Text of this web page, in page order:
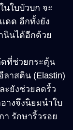
นใบบัวบก จะ
ดด อีกทั้งยัง
นินได้อีกด้วย
ที่ช่วยกระตุ้น
ลาสติน (Elastin)
ะยังช่วยลดริ้ว
างจึงนิยมนำใบ
รักษาริ้วรอย